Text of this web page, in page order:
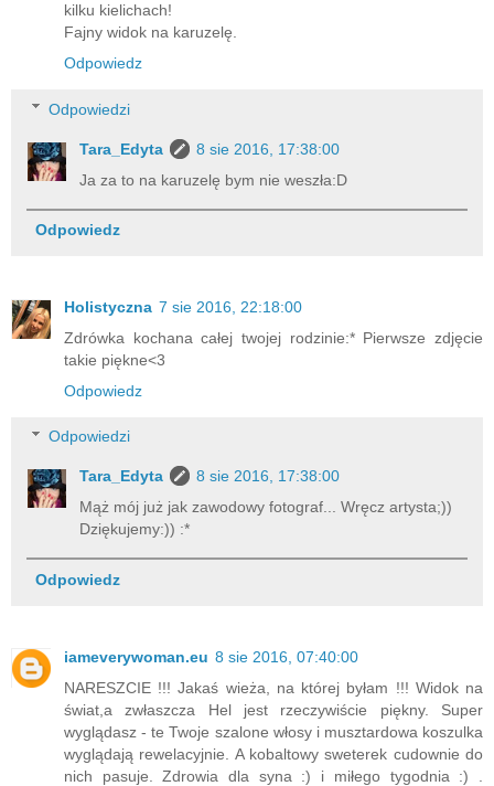
kilku kielichach!
Fajny widok na karuzelę.
Odpowiedz
Odpowiedzi
Tara_Edyta
8 sie 2016, 17:38:00
Ja za to na karuzelę bym nie weszła:D
Odpowiedz
Holistyczna 7 sie 2016, 22:18:00
Zdrówka kochana całej twojej rodzinie:* Pierwsze zdjęcie
takie piękne<3
Odpowiedz
Odpowiedzi
Tara_Edyta
8 sie 2016, 17:38:00
Mąż mój już jak zawodowy fotograf... Wręcz artysta;))
Dziękujemy:)) :*
Odpowiedz
iameverywoman.eu 8 sie 2016, 07:40:00
NARESZCIE !!! Jakaś wieża, na której byłam !!! Widok na
świat,a zwłaszcza Hel jest rzeczywiście piękny. Super
wyglądasz - te Twoje szalone włosy i musztardowa koszulka
wyglądają rewelacyjnie. A kobaltowy sweterek cudownie do
nich pasuje. Zdrowia dla syna :) i miłego tygodnia :) .